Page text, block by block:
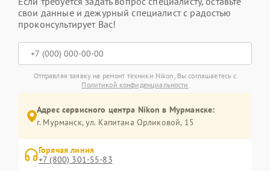
свои данные и дежурный специалист с радостью
проконсультирует Вас!
Отправляя заявку на ремонт техники Nikon, Вы соглашаетесь с
Политикой конфиденциальности
Адрес сервисного центра Nikon в Мурманске:
г. Мурманск, ул. Капитана Орликовой, 15
Горячая линия
+7 (800) 301-55-83